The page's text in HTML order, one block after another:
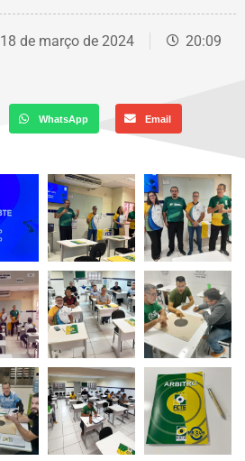
18 de março de 2024 20:09
WhatsApp Email